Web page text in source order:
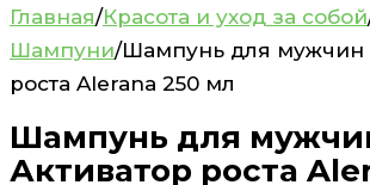
Главная/Красота и уход за собой
Шампуни/Шампунь для мужчин
роста Alerana 250 мл
Шампунь для
Активатор роста